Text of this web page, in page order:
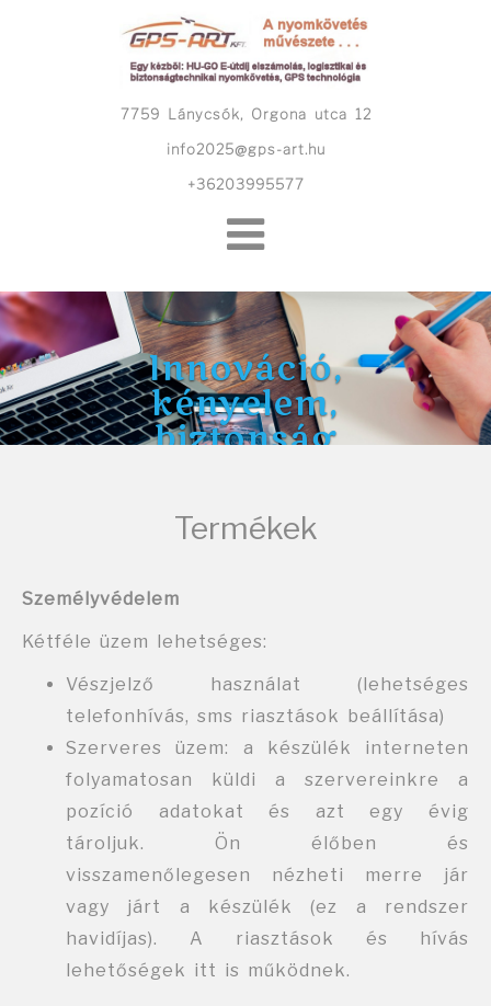
7759 Lánycsók, Orgona utca 12
info2025@gps-art.hu
+36203995577
Innováció,
kényelem,
biztonság
Termékek
Személyvédelem
Kétféle üzem lehetséges:
Vészjelző használat (lehetséges
telefonhívás, sms riasztások beállítása)
Szerveres üzem: a készülék interneten
folyamatosan küldi a szervereinkre a
pozíció adatokat és azt egy évig
tároljuk. Ön élőben és
visszamenőlegesen nézheti merre jár
vagy járt a készülék (ez a rendszer
havidíjas). A riasztások és hívás
lehetőségek itt is működnek.